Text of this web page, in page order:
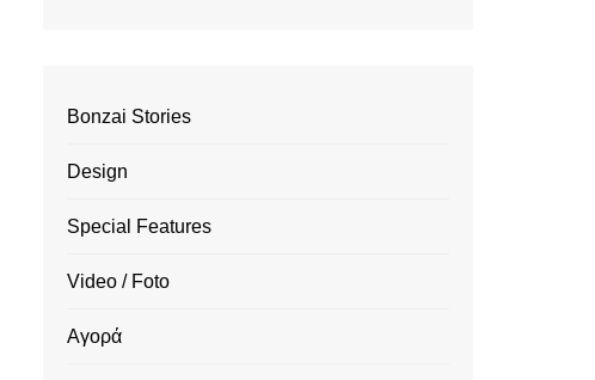
Bonzai Stories
Design
Special Features
Video / Foto
Αγορά